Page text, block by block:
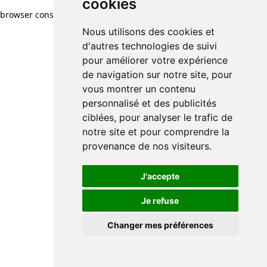
cookies
Nous utilisons des cookies et
d'autres technologies de suivi
pour améliorer votre expérience
de navigation sur notre site, pour
vous montrer un contenu
personnalisé et des publicités
ciblées, pour analyser le trafic de
notre site et pour comprendre la
provenance de nos visiteurs.
J'accepte
Je refuse
Changer mes préférences
browser console for more information)